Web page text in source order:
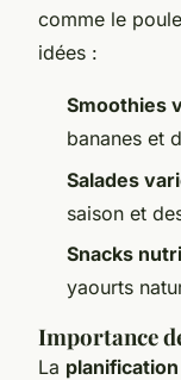
comme le
idées :
Smoothies
bananes et
Salades
saison et
Snacks
yaourts
Importance
La